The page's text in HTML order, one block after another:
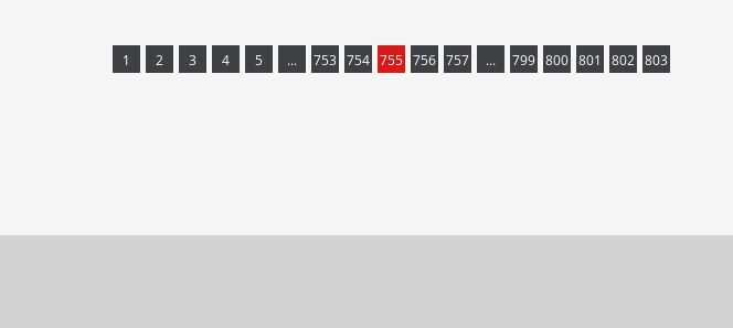
1 2 3 4 5 ... 753 754 755 756 757 ... 799 800 801 802 803